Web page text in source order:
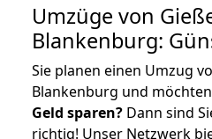
Umzüge von
Blankenburg:
Sie planen einen Umzug
Blankenburg und
Geld sparen? Dann sind
richtig! Unser Netzwerk